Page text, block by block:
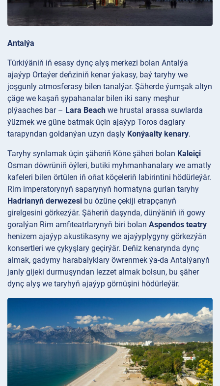
Antalýa
Türkiýäniň iň esasy dynç alyş merkezi bolan Antalýa
ajaýyp Ortaýer deňziniň kenar ýakasy, baý taryhy we
joşgunly atmosferasy bilen tanalýar. Şäherde ýumşak altyn
çäge we kaşaň şypahanalar bilen iki sany meşhur
plýaaches bar – Lara Beach we hrustal arassa suwlarda
ýüzmek we güne batmak üçin ajaýyp Toros daglary
tarapyndan goldanýan uzyn daşly Konýaalty kenary.
Taryhy synlamak üçin şäheriň Köne şäheri bolan Kaleiçi
Osman döwrüniň öýleri, butiki myhmanhanalary we amatly
kafeleri bilen örtülen iň oňat köçeleriň labirintini hödürleýär.
Rim imperatorynyň saparynyň hormatyna gurlan taryhy
Hadrianyň derwezesi bu özüne çekiji etrapçanyň
girelgesini görkezýär. Şäheriň daşynda, dünýäniň iň gowy
goralýan Rim amfiteatrlarynyň biri bolan Aspendos teatry
henizem ajaýyp akustikasyny we ajaýyplygyny görkezýän
konsertleri we çykyşlary geçirýär. Deňiz kenarynda dynç
almak, gadymy harabalyklary öwrenmek ýa-da Antalýanyň
janly gijeki durmuşyndan lezzet almak bolsun, bu şäher
dynç alyş we taryhyň ajaýyp görnüşini hödürleýär.